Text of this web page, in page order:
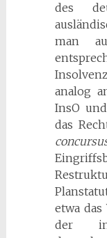
des
man
analog
InsO
das
etwa
der